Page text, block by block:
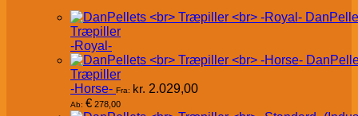
Træpiller
-Royal-
Træpiller
-Horse- Fra: kr. 2.029,00
Ab: € 278,00